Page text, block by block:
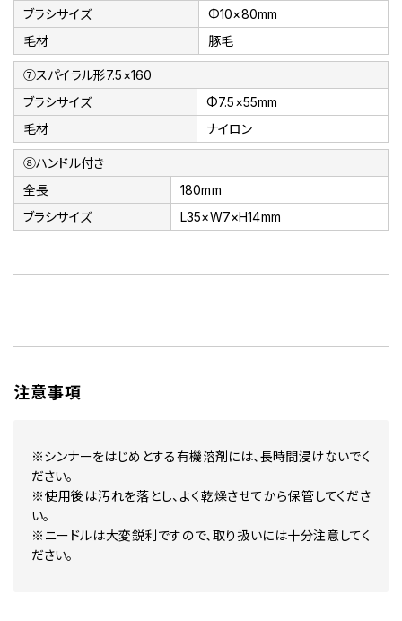
ブラシサイズ
Φ10×80mm
毛材
豚毛
⑦スパイラル形7.5×160
ブラシサイズ
Φ7.5×55mm
毛材
ナイロン
⑧ハンドル付き
全長
180mm
ブラシサイズ
L35×W7×H14mm
注意事項
※シンナーをはじめとする有機溶剤には、長時間浸けないでく
ださい。
※使用後は汚れを落とし、よく乾燥させてから保管してくださ
い。
※ニードルは大変鋭利ですので、取り扱いには十分注意してく
ださい。